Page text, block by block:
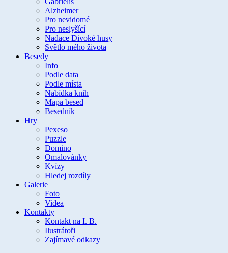
Alzheimer
Pro nevidomé
Pro neslyšící
Nadace Divoké husy
Světlo mého života
Besedy
Info
Podle data
Podle místa
Nabídka knih
Mapa besed
Besedník
Hry
Pexeso
Puzzle
Domino
Omalovánky
Kvízy
Hledej rozdíly
Galerie
Foto
Videa
Kontakty
Kontakt na I. B.
Ilustrátoři
Zajímavé odkazy